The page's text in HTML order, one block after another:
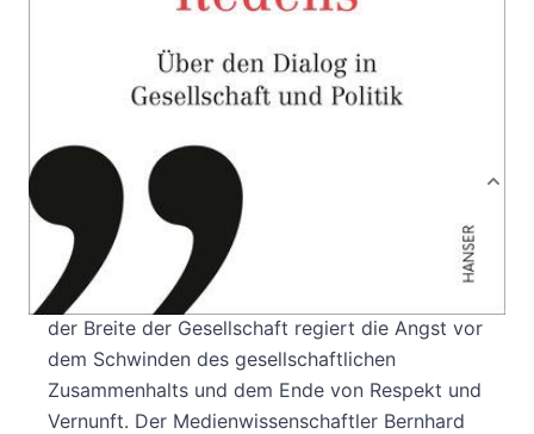
Bibliografische Daten
Produktbeschreibung
Hass und Hetze, Gerüchte und Falschmeldungen
verbreiten sich rasend schnell. Öffentliche
Debatten eskalieren zum giftigen Streit. Und in
der Breite der Gesellschaft regiert die Angst vor
dem Schwinden des gesellschaftlichen
Zusammenhalts und dem Ende von Respekt und
Vernunft. Der Medienwissenschaftler Bernhard